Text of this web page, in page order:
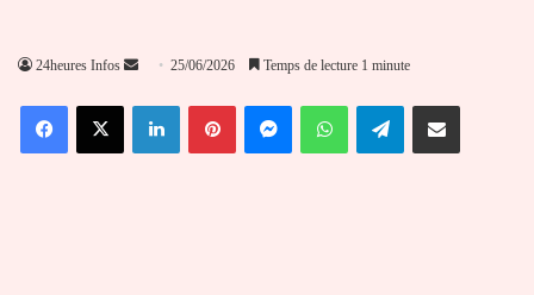
24heures Infos
Envoyer
courriel
25/06/2026 Temps de lecture 1 minute
FacebookX LinkedinPinterestMessengerWhatsAppTelegramPartager par email